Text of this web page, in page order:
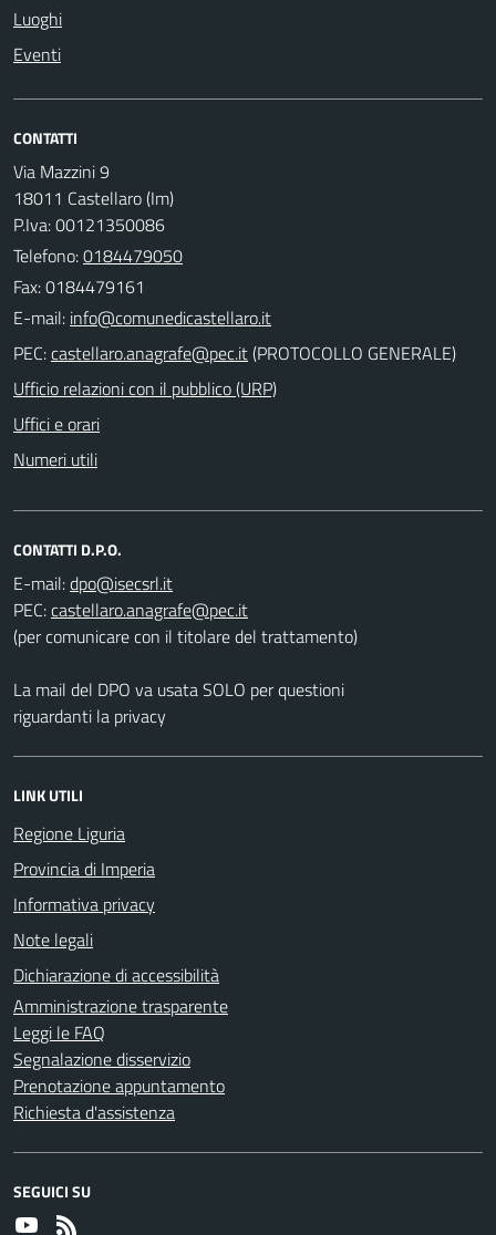
Luoghi
Eventi
CONTATTI
Via Mazzini 9
18011 Castellaro (Im)
P.Iva: 00121350086
Telefono:0184479050
Fax: 0184479161
E-mail:
PEC:
(PROTOCOLLO GENERALE)
Ufficio relazioni con il pubblico (URP)
Uffici e orari
Numeri utili
CONTATTI D.P.O.
E-mail:
PEC:
(per comunicare con il titolare del trattamento)
La mail del DPO va usata SOLO per questioni
riguardanti la privacy
LINK UTILI
Regione Liguria
Provincia di Imperia
Informativa privacy
Note legali
Dichiarazione di accessibilità
Amministrazione trasparente
Leggi le FAQ
Segnalazione disservizio
Prenotazione appuntamento
Richiesta d'assistenza
SEGUICI SU